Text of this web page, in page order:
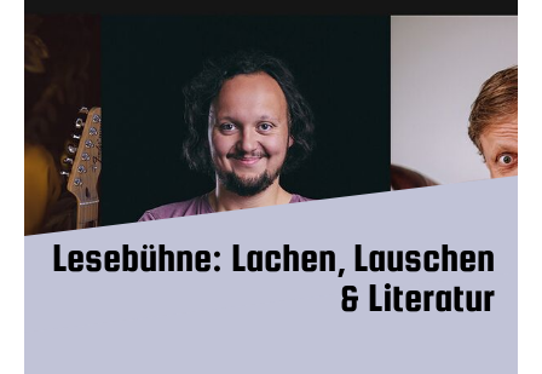
Café
Lesebühne: Lachen, Lauschen
& Literatur